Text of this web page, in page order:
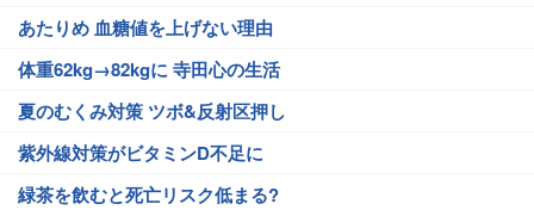
あたりめ 血糖値を上げない理由
体重62kg→82kgに 寺田心の生活
夏のむくみ対策 ツボ&反射区押し
紫外線対策がビタミンD不足に
緑茶を飲むと死亡リスク低まる?